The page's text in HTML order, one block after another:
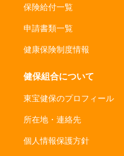
保険給付一覧
申請書類一覧
健康保険制度情報
健保組合について
東宝健保のプロフィール
所在地・連絡先
個人情報保護方針